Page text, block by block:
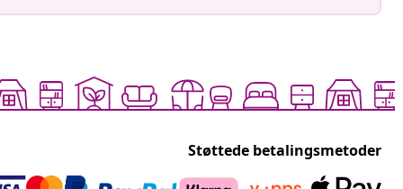
Støttede betalingsmetoder